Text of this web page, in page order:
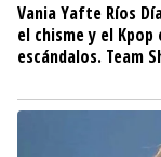
Vania Yafte Ríos
el chisme y el
escándalos. Team